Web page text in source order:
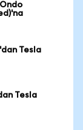
Tesla
Tesla